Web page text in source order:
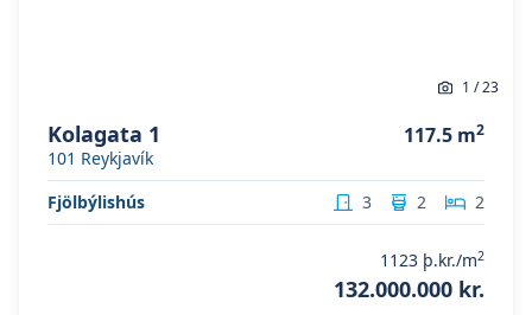
1 /23
Kolagata 1
101 Reykjavík
117.5 m2
Fjölbýlishús 3 2 2
1123 þ.kr./m2
132.000.000 kr.